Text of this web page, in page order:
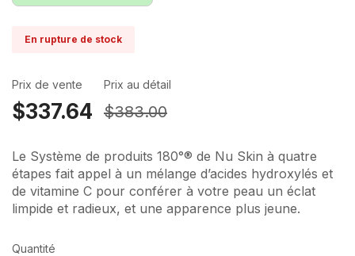
En rupture de stock
Prix de vente
$337.64
Prix au détail
$383.00
Le Système de produits 180°® de Nu Skin à quatre
étapes fait appel à un mélange d’acides hydroxylés et
de vitamine C pour conférer à votre peau un éclat
limpide et radieux, et une apparence plus jeune.
Quantité